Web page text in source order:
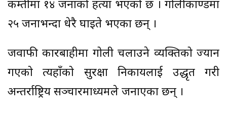
कम्तीमा १४ जनाको हत्या भएको छ । गोलीकाण्डमा
२५ जनाभन्दा धेरै घाइते भएका छन् ।
जवाफी कारबाहीमा गोली चलाउने व्यक्तिको ज्यान
गएको त्यहाँको सुरक्षा निकायलाई उद्धृत गरी
अन्तर्राष्ट्रिय सञ्चारमाध्यमले जनाएका छन् ।